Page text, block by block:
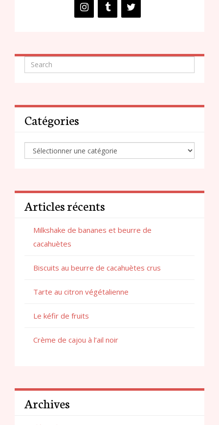
Catégories
Articles récents
Milkshake de bananes et beurre de
cacahuètes
Biscuits au beurre de cacahuètes crus
Tarte au citron végétalienne
Le kéfir de fruits
Crème de cajou à l’ail noir
Archives